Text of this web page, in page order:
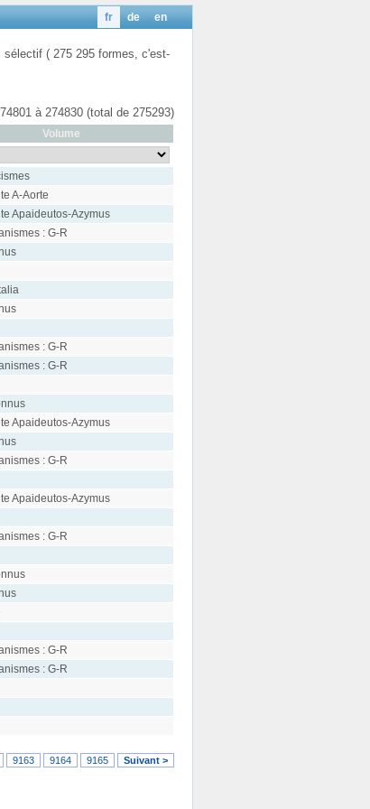
en
de
fr
( 275 295 formes, c'est-
à 274830 (total de 275293)
Volume
A-Aorte
Apaideutos-Azymus
: G-R
: G-R
: G-R
Apaideutos-Azymus
: G-R
Apaideutos-Azymus
: G-R
: G-R
: G-R
9163 9164 9165 Suivant >